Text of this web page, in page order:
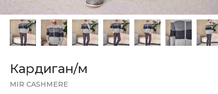
Кардиган/м
MIR CASHMERE